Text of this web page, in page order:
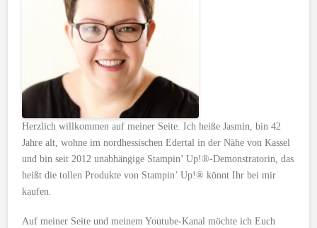
Herzlich willkommen auf meiner Seite. Ich heiße Jasmin, bin 42
Jahre alt, wohne im nordhessischen Edertal in der Nähe von Kassel
und bin seit 2012 unabhängige Stampin’ Up!®-Demonstratorin, das
heißt die tollen Produkte von Stampin’ Up!® könnt Ihr bei mir
kaufen.
Auf meiner Seite und meinem Youtube-Kanal möchte ich Euch